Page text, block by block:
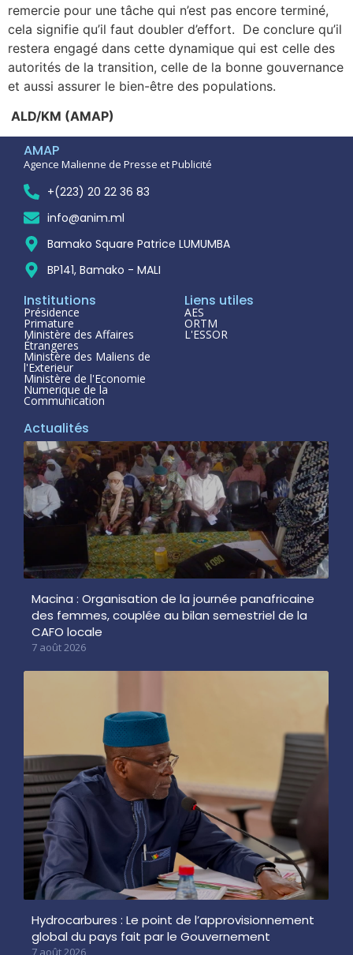
remercie pour une tâche qui n’est pas encore terminé,
cela signifie qu’il faut doubler d’effort. De conclure qu’il
restera engagé dans cette dynamique qui est celle des
autorités de la transition, celle de la bonne gouvernance
et aussi assurer le bien-être des populations.
ALD/KM (AMAP)
AMAP
Agence Malienne de Presse et Publicité
+(223) 20 22 36 83
info@anim.ml
Bamako Square Patrice LUMUMBA
BP141, Bamako - MALI
Institutions
Présidence
Primature
Ministère des Affaires
Étrangeres
Ministère des Maliens de
l'Exterieur
Ministère de l'Economie
Numerique de la
Communication
Liens utiles
AES
ORTM
L'ESSOR
Actualités
Macina : Organisation de la journée panafricaine
des femmes, couplée au bilan semestriel de la
CAFO locale
7 août 2026
Hydrocarbures : Le point de l’approvisionnement
global du pays fait par le Gouvernement
7 août 2026